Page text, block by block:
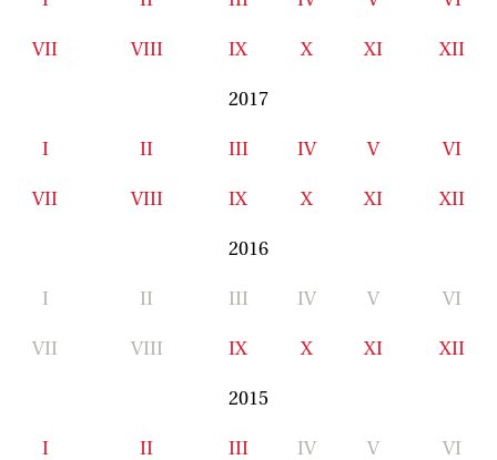
VII VIII IX X XI XII
2017
I II III IV V VI
VII VIII IX X XI XII
2016
I II III IV V VI
VII VIII IX X XI XII
2015
I II III IV V VI